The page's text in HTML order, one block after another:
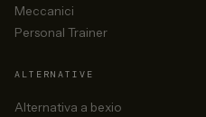
Meccanici
Personal Trainer
ALTERNATIVE
Alternativa a bexio